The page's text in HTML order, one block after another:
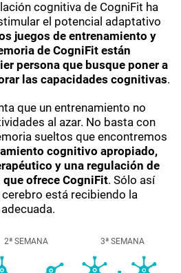
cognitiva de CogniFit ha
el potencial adaptativo
juegos de entrenamiento y
de CogniFit están
persona que busque poner a
las capacidades cognitivas.
que un entrenamiento no
al azar. No basta con
sueltos que encontremos
cognitivo apropiado,
y una regulación de
ofrece CogniFit. Sólo así
está recibiendo la
2ª SEMANA 3ª SEMANA